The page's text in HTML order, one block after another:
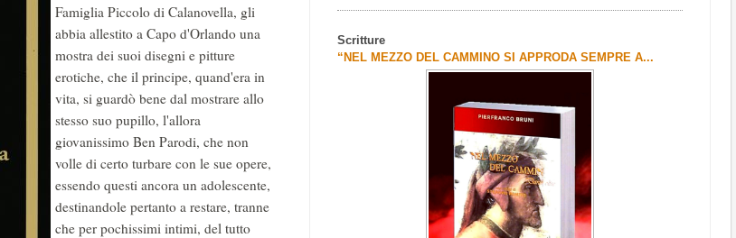
Famiglia Piccolo di Calanovella, gli
abbia allestito a Capo d'Orlando una
mostra dei suoi disegni e pitture
erotiche, che il principe, quand'era in
vita, si guardò bene dal mostrare allo
stesso suo pupillo, l'allora
giovanissimo Ben Parodi, che non
volle di certo turbare con le sue opere,
essendo questi ancora un adolescente,
destinandole pertanto a restare, tranne
che per pochissimi intimi, del tutto
Scritture
“NEL MEZZO DEL CAMMINO SI APPRODA SEMPRE A...